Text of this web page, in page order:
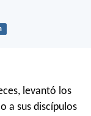
levantó los
a sus discípulos